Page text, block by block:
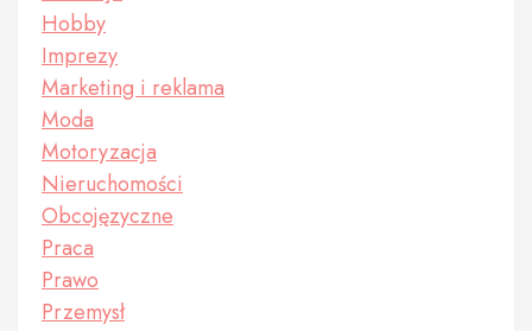
Hobby
Imprezy
Marketing i reklama
Moda
Motoryzacja
Nieruchomości
Obcojęzyczne
Praca
Prawo
Przemysł